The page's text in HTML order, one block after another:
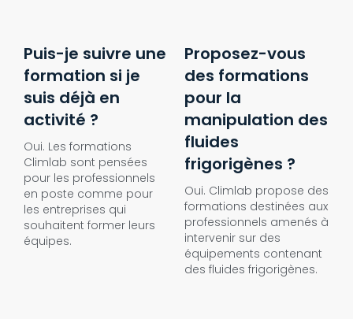
Puis-je suivre une
formation si je
suis déjà en
activité ?
Oui. Les formations
Climlab sont pensées
pour les professionnels
en poste comme pour
les entreprises qui
souhaitent former leurs
équipes.
Proposez-vous
des formations
pour la
manipulation des
fluides
frigorigènes ?
Oui. Climlab propose des
formations destinées aux
professionnels amenés à
intervenir sur des
équipements contenant
des fluides frigorigènes.